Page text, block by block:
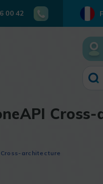
00 42
architecture